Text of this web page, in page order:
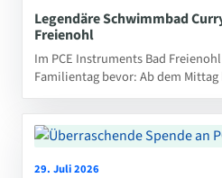
Legendäre Schwimmbad
Freienohl
Im PCE Instruments Bad
Familientag bevor: Ab dem
29. Juli 2026